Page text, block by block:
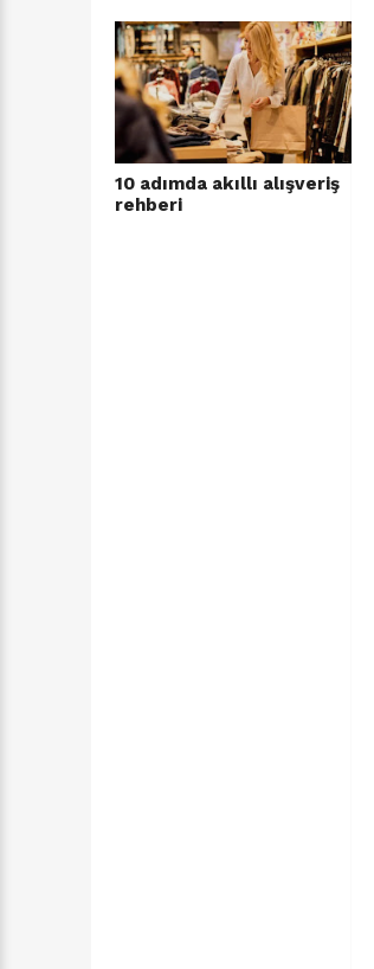
10 adımda akıllı alışveriş
rehberi